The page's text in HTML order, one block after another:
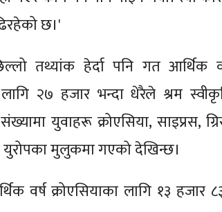
छ।'
तथ्यांक हेर्दा पनि गत आर्थिक
२७ हजार भन्दा धेरैले श्रम
युवाहरू क्रोएसिया, साइप्रस,
युरोपका मुलुकमा गएको देखिन्छ।
वर्ष क्रोएसियाका लागि १३ हजार